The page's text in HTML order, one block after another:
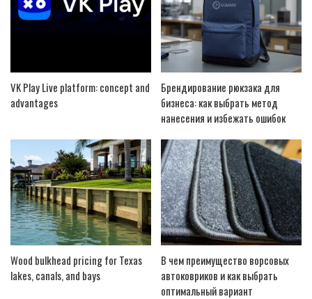
VK Play Live platform: concept and
advantages
Брендирование рюкзака для
бизнеса: как выбрать метод
нанесения и избежать ошибок
Wood bulkhead pricing for Texas
lakes, canals, and bays
В чем преимущество ворсовых
автоковриков и как выбрать
оптимальный вариант